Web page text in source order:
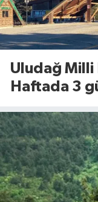
Uludağ Milli
Haftada 3